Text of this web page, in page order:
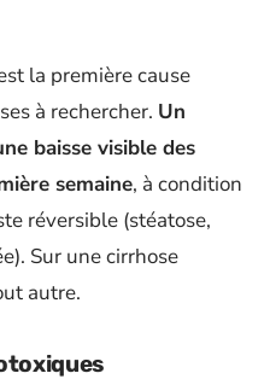
la première cause
à rechercher. Un
baisse visible des
semaine, à condition
réversible (stéatose,
Sur une cirrhose
autre.